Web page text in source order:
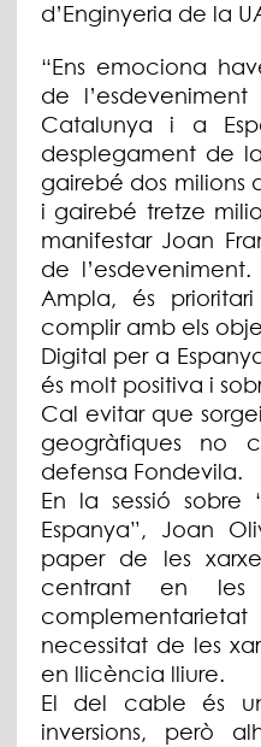
d’Enginyeria de la
“Ens emociona
de
Catalunya i a
desplegament de
gairebé dos milions
i gairebé tretze
manifestar Joan
de
Ampla, és
complir amb els
Digital per a
és molt positiva i
Cal evitar que
geogràfiques no
defensa Fondevila.
En la sessió
Espanya”, Joan
paper de les
centrant en
necessitat de les
en llicència lliure.
El del cable és
inversions, però